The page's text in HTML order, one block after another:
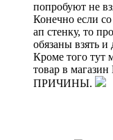
попробуют не
Конечно если
ап стенку, то
обязаны взять и
Кроме того тут
товар в
ПРИЧИНЫ.